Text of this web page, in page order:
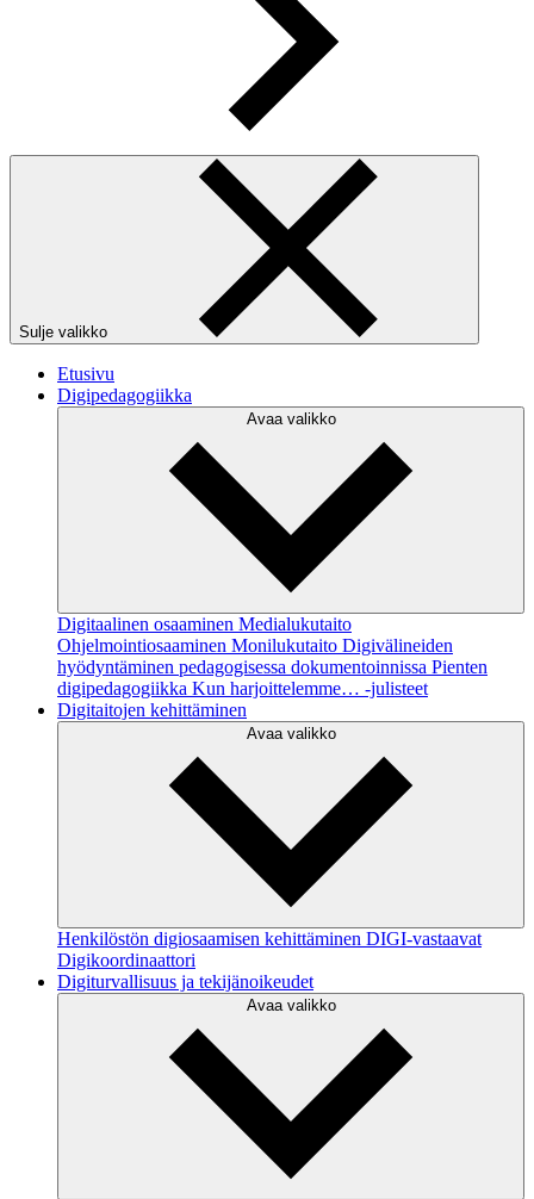
Sulje valikko
Etusivu
Digipedagogiikka
Avaa valikko
Digitaalinen osaaminen Medialukutaito
Ohjelmointiosaaminen Monilukutaito Digivälineiden
hyödyntäminen pedagogisessa dokumentoinnissa Pienten
digipedagogiikka Kun harjoittelemme… -julisteet
Digitaitojen kehittäminen
Avaa valikko
Henkilöstön digiosaamisen kehittäminen DIGI-vastaavat
Digikoordinaattori
Digiturvallisuus ja tekijänoikeudet
Avaa valikko